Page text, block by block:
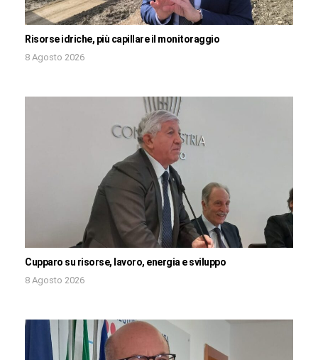
Risorse idriche, più capillare il monitoraggio
8 Agosto 2026
Cupparo su risorse, lavoro, energia e sviluppo
8 Agosto 2026